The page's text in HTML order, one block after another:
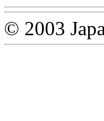
© 2003